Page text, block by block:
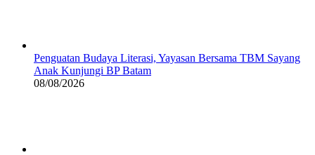
Penguatan Budaya Literasi, Yayasan Bersama TBM Sayang
Anak Kunjungi BP Batam
08/08/2026